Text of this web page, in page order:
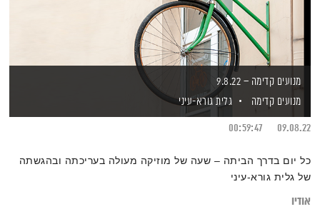
מנועים קדימה – 9.8.22
מנועים קדימה
גלית גורא-עיני
09.08.22
00:59:47
כל יום בדרך הביתה – שעה של מוזיקה מעולה בעריכתה ובהגשתה
של גלית גורא-עיני
אודיו